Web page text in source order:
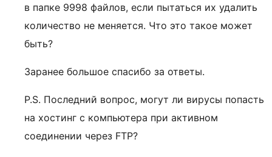
в папке 9998 файлов, если пытаться их удалить
количество не меняется. Что это такое может
быть?
Заранее большое спасибо за ответы.
P.S. Последний вопрос, могут ли вирусы попасть
на хостинг с компьютера при активном
соединении через FTP?